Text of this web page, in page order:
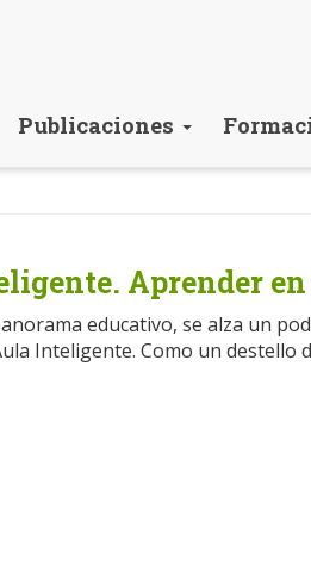
Publicaciones
Aprender
educativo, se alza un
Inteligente. Como un destello